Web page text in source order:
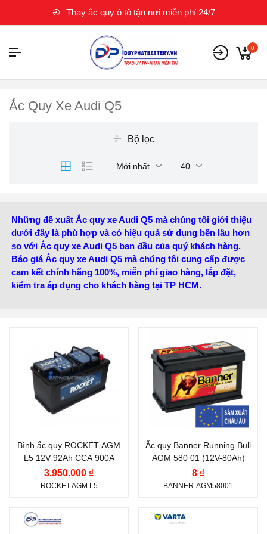
Thay ắc quy ô tô tận nơi miễn phí 24/7
0
Ắc Quy Xe Audi Q5
Bộ lọc
Mới nhất 40
Những đề xuất Ắc quy xe Audi Q5 mà chúng tôi giới thiệu
dưới đây là phù hợp và có hiệu quả sử dụng bền lâu hơn
so với Ắc quy xe Audi Q5 ban đầu của quý khách hàng.
Báo giá Ắc quy xe Audi Q5 mà chúng tôi cung cấp được
cam kết chính hãng 100%, miễn phí giao hàng, lắp đặt,
kiểm tra áp dụng cho khách hàng tại TP HCM.
ROCKET
Điện thế (V):12 V
Dung lượng (Ah):
900 A
Công nghệ:AGM
(Absorbent Glass Mat)
Bình ắc quy ROCKET AGM
L5 12V 92Ah CCA 900A
3.950.000 ₫
ROCKET AGM L5
Thương hiệu ắc quy:
BANNER
Điện thế (V):12 V
Dung lượng (Ah):80 Ah
Dòng khởi động CCA
800 A
Công nghệ:
(Absorbent Glass Mat)
Ắc quy Banner Running Bull
AGM 580 01 (12V-80Ah)
8 ₫
BANNER-AGM58001
Thương hiệu ắc quy: